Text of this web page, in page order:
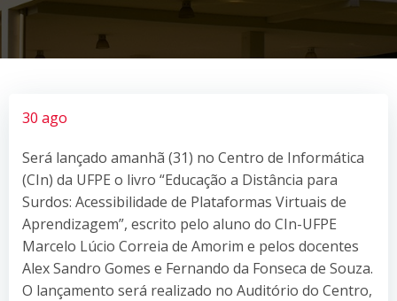
30 ago
Será lançado amanhã (31) no Centro de Informática
(CIn) da UFPE o livro “Educação a Distância para
Surdos: Acessibilidade de Plataformas Virtuais de
Aprendizagem”, escrito pelo aluno do CIn-UFPE
Marcelo Lúcio Correia de Amorim e pelos docentes
Alex Sandro Gomes e Fernando da Fonseca de Souza.
O lançamento será realizado no Auditório do Centro,